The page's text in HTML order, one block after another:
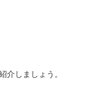
介しましょう。